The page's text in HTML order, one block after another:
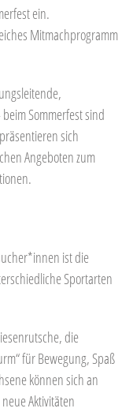
ein.
Mitmachprogramm
Sommerfest sind
sich
Angeboten zum
ist die
Sportarten
die
für Bewegung, Spaß
können sich an
Aktivitäten